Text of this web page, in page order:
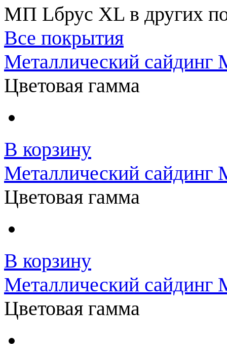
МП Lбрус XL в других
Все покрытия
Металлический
Цветовая гамма
В корзину
Металлический
Цветовая гамма
В корзину
Металлический
Цветовая гамма